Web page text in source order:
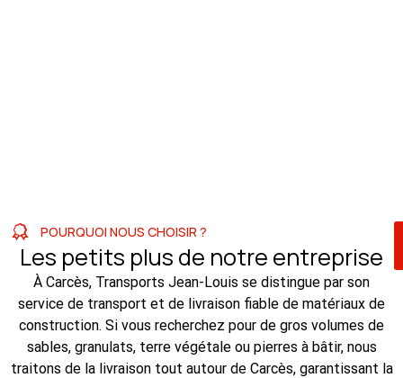
POURQUOI NOUS CHOISIR ?
Les petits plus de notre entreprise
À Carcès, Transports Jean-Louis se distingue par son
service de transport et de livraison fiable de matériaux de
construction. Si vous recherchez pour de gros volumes de
sables, granulats, terre végétale ou pierres à bâtir, nous
traitons de la livraison tout autour de Carcès, garantissant la